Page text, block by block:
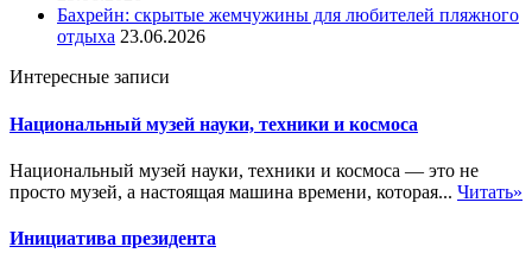
Бахрейн: скрытые жемчужины для любителей пляжного
отдыха 23.06.2026
Интересные записи
Национальный музей науки, техники и космоса
Национальный музей науки, техники и космоса — это не
просто музей, а настоящая машина времени, которая... Читать»
Инициатива президента